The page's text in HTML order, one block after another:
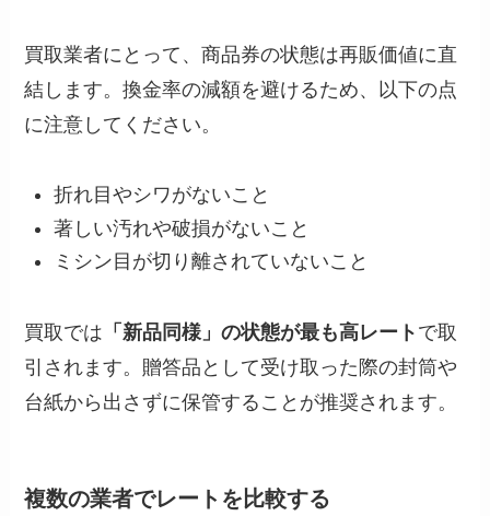
買取業者にとって、商品券の状態は再販価値に直
結します。換金率の減額を避けるため、以下の点
に注意してください。
折れ目やシワがないこと
著しい汚れや破損がないこと
ミシン目が切り離されていないこと
買取では 「新品同様」の状態が最も高レート で取
引されます。贈答品として受け取った際の封筒や
台紙から出さずに保管することが推奨されます。
複数の業者でレートを比較する